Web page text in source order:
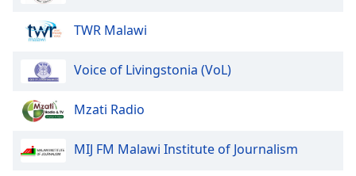
TWR Malawi
Voice of Livingstonia (VoL)
Mzati Radio
MIJ FM Malawi Institute of Journalism